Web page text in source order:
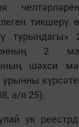
турындагы»
2
шәхси
а/я 25).
ук